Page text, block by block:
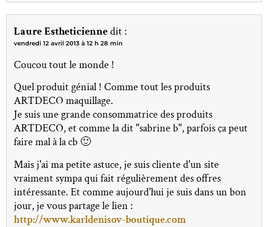
Laure Estheticiennedit :
vendredi 12 avril 2013 à 12 h 28 min
Coucou tout le monde !
Quel produit génial ! Comme tout les produits
ARTDECO maquillage.
Je suis une grande consommatrice des produits
ARTDECO, et comme la dit "sabrine b", parfois ça peut
faire mal à la cb 🙂
Mais j'ai ma petite astuce, je suis cliente d'un site
vraiment sympa qui fait régulièrement des offres
intéressante. Et comme aujourd'hui je suis dans un bon
jour, je vous partage le lien :
http://www.karldenisov-boutique.com